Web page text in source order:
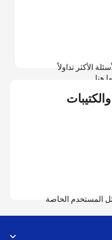
الأكثر تداولاً
المستخدم الخاصة